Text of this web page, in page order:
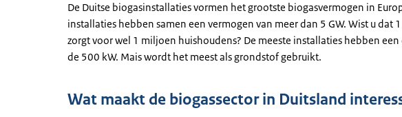
De Duitse biogasinstallaties vormen het grootste biogasvermogen in
installaties hebben samen een vermogen van meer dan 5 GW. Wist u dat
zorgt voor wel 1 miljoen huishoudens? De meeste installaties hebben
de 500 kW. Mais wordt het meest als grondstof gebruikt.
Wat maakt de biogassector in Duitsland